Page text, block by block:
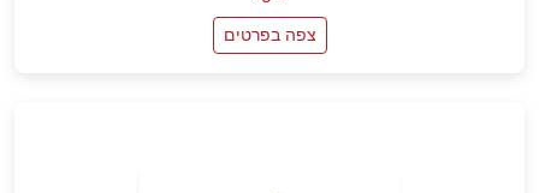
צפה בפרטים